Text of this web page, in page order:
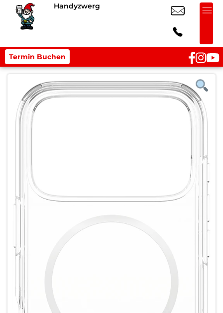
Handyzwerg
Termin Buchen